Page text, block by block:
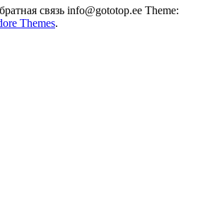
связь info@gototop.ee Theme:
Themes.